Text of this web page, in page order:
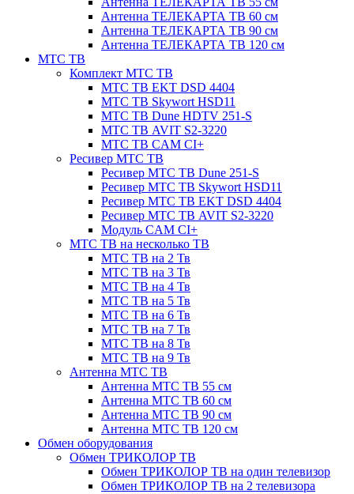
Антенна ТЕЛЕКАРТА ТВ 60 см
Антенна ТЕЛЕКАРТА ТВ 90 см
Антенна ТЕЛЕКАРТА ТВ 120 см
МТС ТВ
Комплект МТС ТВ
МТС ТВ EKT DSD 4404
МТС ТВ Skywort HSD11
МТС ТВ Dune HDTV 251-S
МТС ТВ AVIT S2-3220
МТС ТВ CAM CI+
Ресивер МТС ТВ
Ресивер МТС ТВ Dune 251-S
Ресивер МТС ТВ Skywort HSD11
Ресивер МТС ТВ EKT DSD 4404
Ресивер МТС ТВ AVIT S2-3220
Модуль CAM CI+
МТС ТВ на несколько ТВ
МТС ТВ на 2 Тв
МТС ТВ на 3 Тв
МТС ТВ на 4 Тв
МТС ТВ на 5 Тв
МТС ТВ на 6 Тв
МТС ТВ на 7 Тв
МТС ТВ на 8 Тв
МТС ТВ на 9 Тв
Антенна МТС ТВ
Антенна МТС ТВ 55 см
Антенна МТС ТВ 60 см
Антенна МТС ТВ 90 см
Антенна МТС ТВ 120 см
Обмен оборудования
Обмен ТРИКОЛОР ТВ
Обмен ТРИКОЛОР ТВ на один телевизор
Обмен ТРИКОЛОР ТВ на 2 телевизора